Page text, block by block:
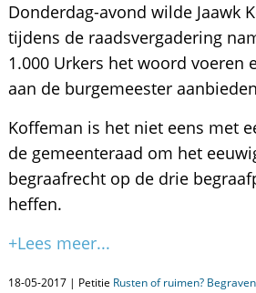
Donderdag-avond wilde Jaawk
tijdens de raadsvergadering
1.000 Urkers het woord voeren
aan de burgemeester
Koffeman is het niet eens met
de gemeenteraad om het
begraafrecht op de drie
heffen.
+Lees meer...
18-05-2017 | Petitie Rusten of ruimen?